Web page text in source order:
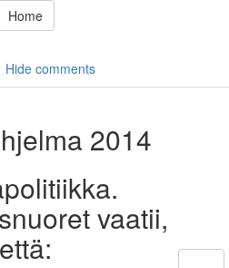
Home
Hide comments
2014
vaatii,
että: